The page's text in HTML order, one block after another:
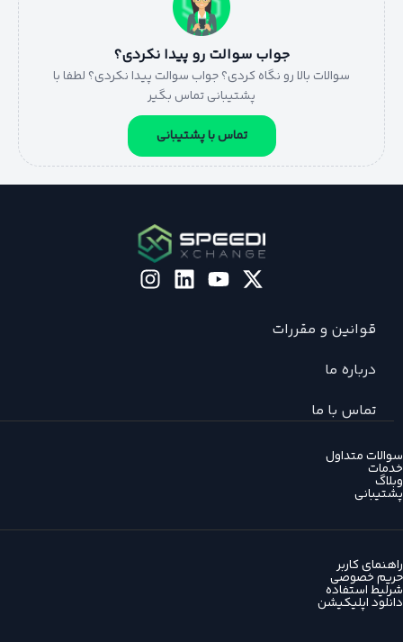
جواب سوالت رو پیدا نکردی؟
سوالات بالا رو نگاه کردی؟ جواب سوالت پیدا نکردی؟ لطفا با
پشتیبانی تماس بگیر
تماس با پشتیبانی
قوانین و مقررات
درباره ما
تماس با ما
سوالات متداول
خدمات
وبلاگ
پشتیبانی
راهنمای کاربر
حریم خصوصی
شرلیط استفاده
دانلود اپلیکیشن